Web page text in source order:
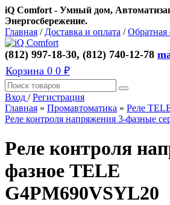
iQ Comfort - Умный дом,
Энергосбережение.
Главная / Доставка и оплата /Обратная
(812) 997-18-30, (812) 740-12-78
Корзина 0 0 ₽
Вход /Регистрация
Главная » Промавтоматика » Реле
Реле контроля напряжения 3-фазные
Реле контроля
фазное TELE
G4PM690VSYL20